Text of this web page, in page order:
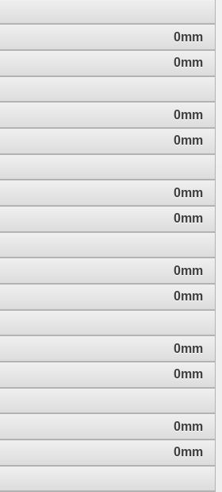
0mm
0mm
0mm
0mm
0mm
0mm
0mm
0mm
0mm
0mm
0mm
0mm